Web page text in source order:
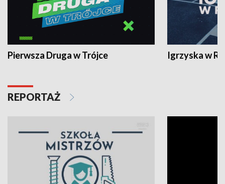
Pierwsza Druga w Trójce Igrzyska w
REPORTAŻ